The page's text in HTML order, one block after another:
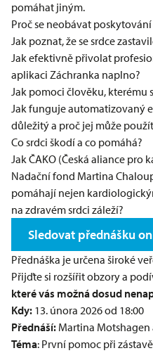
pomáhat jiným.
Proč se neobávat
Jak poznat, že se srdce
Jak efektivně přivolat
aplikaci Záchranka naplno?
Jak pomoci člověku, kterému
Jak funguje automatizovaný
důležitý a proč jej může
Co srdci škodí a co pomáhá?
Jak ČAKO (Česká aliance
Nadační fond Martina
pomáhají nejen
na zdravém srdci záleží?
Sledovat přednášku
Přednáška je určena široké
Přijďte si rozšířit obzory a
které vás možná dosud
Kdy: 13. února 2026 od 18:00
Přednáší: Martina Motshagen
Téma: První pomoc při